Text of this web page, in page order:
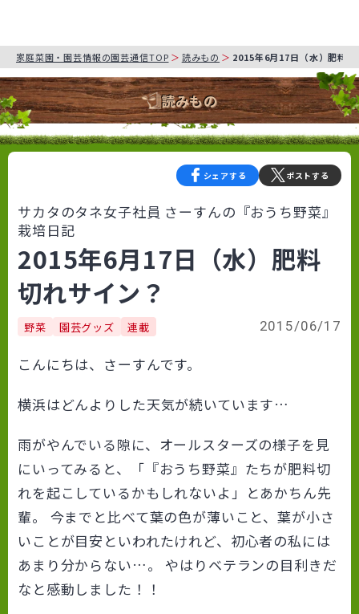
家庭菜園・園芸情報の園芸通信TOP 読みもの 2015年6月17日（水）肥料
読みもの
シェアする ポストする
サカタのタネ女子社員 さーすんの『おうち野菜』
栽培日記
2015年6月17日（水）肥料
切れサイン？
野菜 園芸グッズ 連載 2015/06/17
こんにちは、さーすんです。
横浜はどんよりした天気が続いています…
雨がやんでいる隙に、オールスターズの様子を見
にいってみると、「『おうち野菜』たちが肥料切
れを起こしているかもしれないよ」とあかちん先
輩。 今までと比べて葉の色が薄いこと、葉が小さ
いことが目安といわれたけれど、初心者の私には
あまり分からない…。 やはりベテランの目利きだ
なと感動しました！！